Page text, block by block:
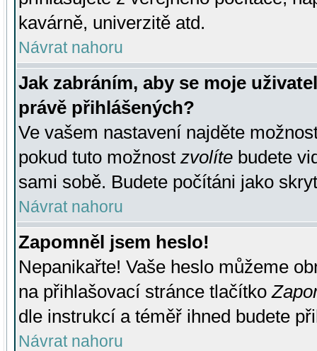
kavárně, univerzitě atd.
Návrat nahoru
Jak zabráním, aby se moje
právě přihlášených?
Ve vašem nastavení najděte
pokud tuto možnost zvolíte budete
sami sobě. Budete počítáni jako
Návrat nahoru
Zapomněl jsem heslo!
Nepanikařte! Vaše heslo můžeme
na přihlašovací stránce tlačítko
dle instrukcí a téměř ihned budete
Návrat nahoru